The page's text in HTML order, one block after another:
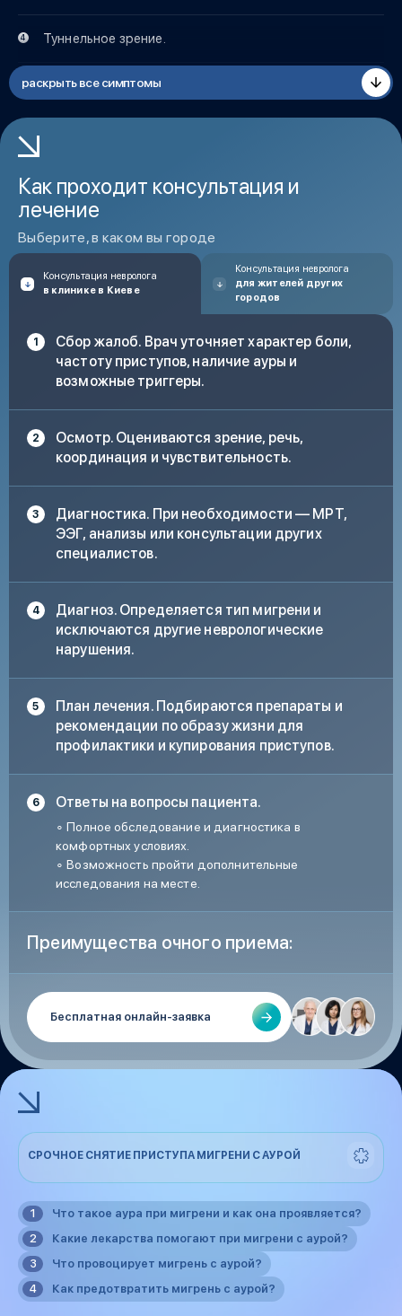
Туннельное зрение.
Шум в ушах, тошнота и головокружение.
раскрыть все симптомы
Как проходит консультация и
лечение
Выберите, в каком вы городе
Консультация невролога
в клинике в Киеве
Консультация невролога
для жителей других
городов
Сбор жалоб. Врач уточняет характер боли,
частоту приступов, наличие ауры и
возможные триггеры.
Осмотр. Оцениваются зрение, речь,
координация и чувствительность.
Диагностика. При необходимости — МРТ,
ЭЭГ, анализы или консультации других
специалистов.
Диагноз. Определяется тип мигрени и
исключаются другие неврологические
нарушения.
План лечения. Подбираются препараты и
рекомендации по образу жизни для
профилактики и купирования приступов.
Ответы на вопросы пациента.
∘ Полное обследование и диагностика в
комфортных условиях.
∘ Возможность пройти дополнительные
исследования на месте.
Преимущества очного приема:
Бесплатная онлайн-заявка
СРОЧНОЕ СНЯТИЕ ПРИСТУПА МИГРЕНИ С АУРОЙ
Что такое аура при мигрени и как она проявляется?
Какие лекарства помогают при мигрени с аурой?
Что провоцирует мигрень с аурой?
Как предотвратить мигрень с аурой?